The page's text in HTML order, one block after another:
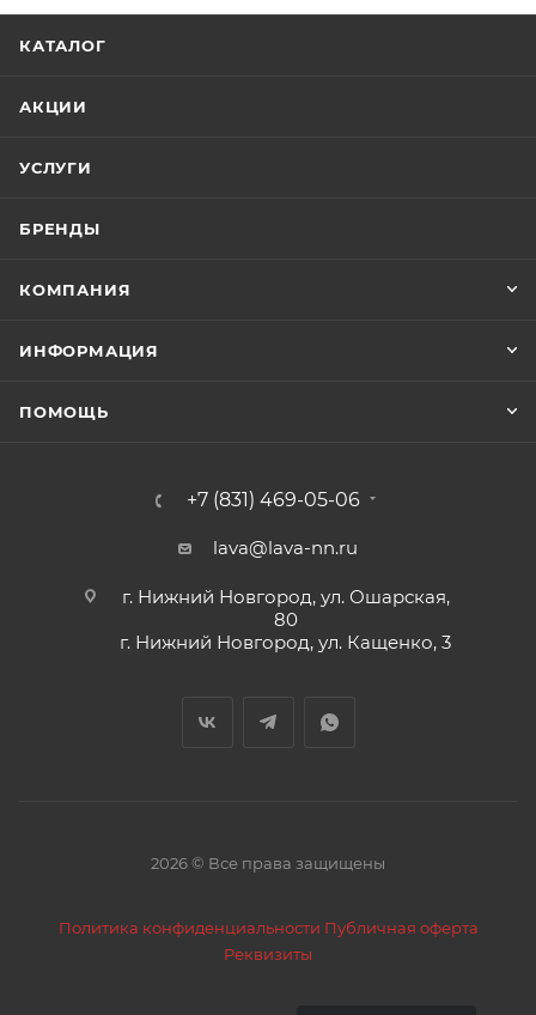
КАТАЛОГ
АКЦИИ
УСЛУГИ
БРЕНДЫ
КОМПАНИЯ
ИНФОРМАЦИЯ
ПОМОЩЬ
+7 (831) 469-05-06
lava@lava-nn.ru
г. Нижний Новгород, ул. Ошарская,
80
г. Нижний Новгород, ул. Кащенко, 3
2026 © Все права защищены
Политика конфиденциальности Публичная оферта
Реквизиты